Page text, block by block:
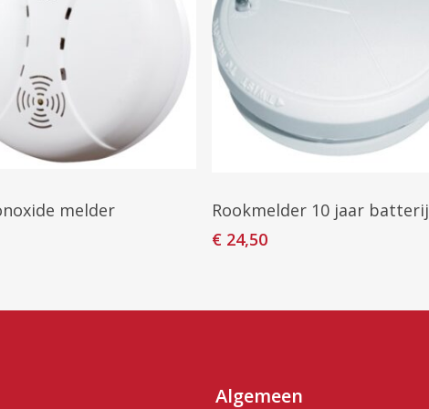
Aan Winkelwagen
melder Toevoegen Aan Winkelwagen
Rookmelder 10 jaar batterij
€ 24,50
Algemeen